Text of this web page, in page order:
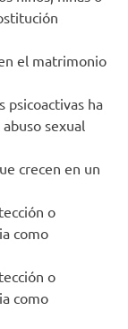
el matrimonio
psicoactivas ha
sexual
crecen en un
o
como
o
como